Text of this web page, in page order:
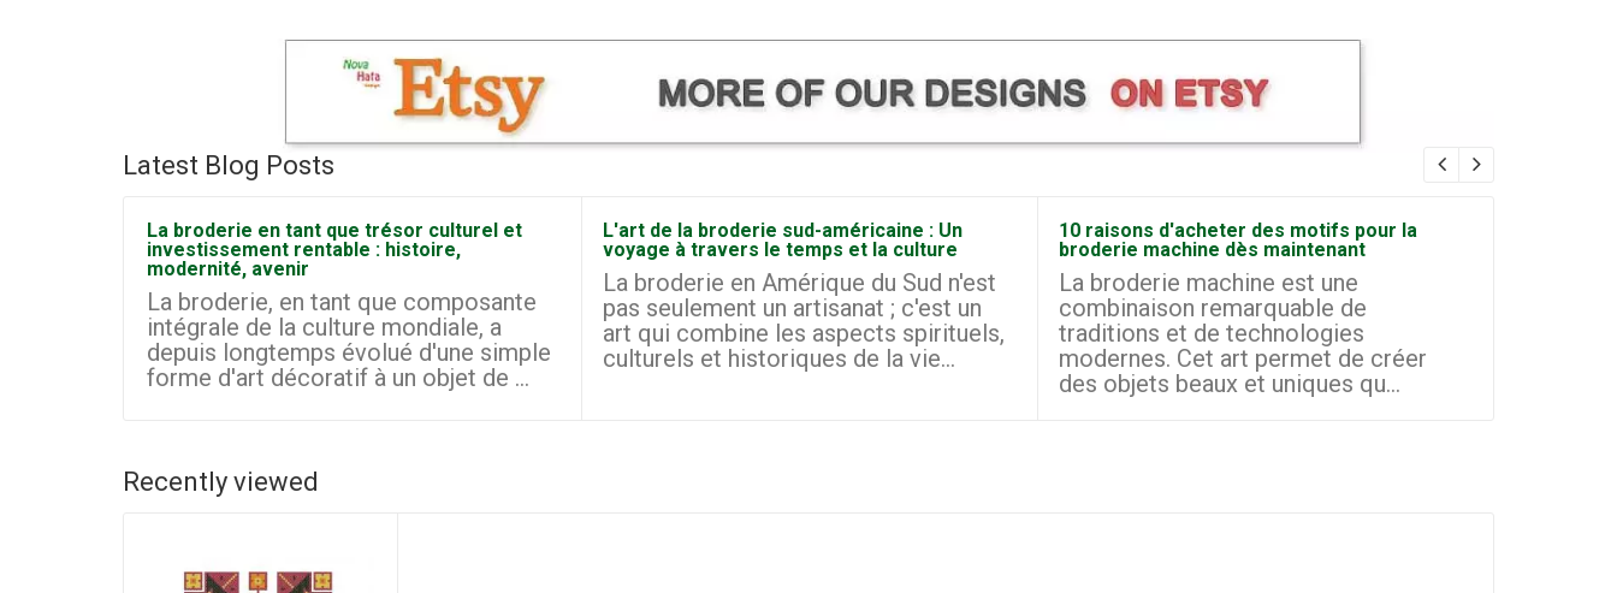
Latest Blog Posts
La broderie en tant que trésor culturel et
investissement rentable : histoire,
modernité, avenir
La broderie, en tant que composante
intégrale de la culture mondiale, a
depuis longtemps évolué d'une simple
forme d'art décoratif à un objet de ...
L'art de la broderie sud-américaine : Un
voyage à travers le temps et la culture
La broderie en Amérique du Sud n'est
pas seulement un artisanat ; c'est un
art qui combine les aspects spirituels,
culturels et historiques de la vie...
10 raisons d'acheter des motifs pour la
broderie machine dès maintenant
La broderie machine est une
combinaison remarquable de
traditions et de technologies
modernes. Cet art permet de créer
des objets beaux et uniques qu...
Recently viewed